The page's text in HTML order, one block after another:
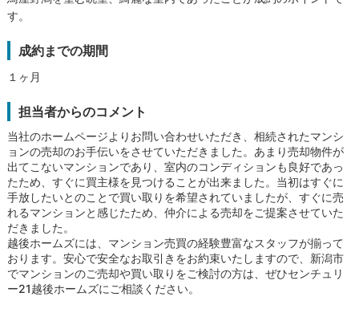
す。
成約までの期間
１ヶ月
担当者からのコメント
当社のホームページよりお問い合わせいただき、相続されたマンシ
ョンの売却のお手伝いをさせていただきました。あまり売却物件が
出てこないマンションであり、室内のコンディションも良好であっ
たため、すぐに買主様を見つけることが出来ました。当初はすぐに
手放したいとのことで買い取りを希望されていましたが、すぐに売
れるマンションと感じたため、仲介による売却をご提案させていた
だきました。
越後ホームズには、マンション売買の経験豊富なスタッフが揃って
おります。安心で安全なお取引きをお約束いたしますので、新潟市
でマンションのご売却や買い取りをご検討の方は、ぜひセンチュリ
ー21越後ホームズにご相談ください。